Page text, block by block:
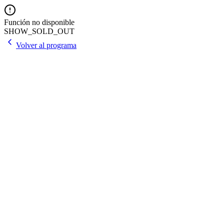
Función no disponible
SHOW_SOLD_OUT
Volver al programa